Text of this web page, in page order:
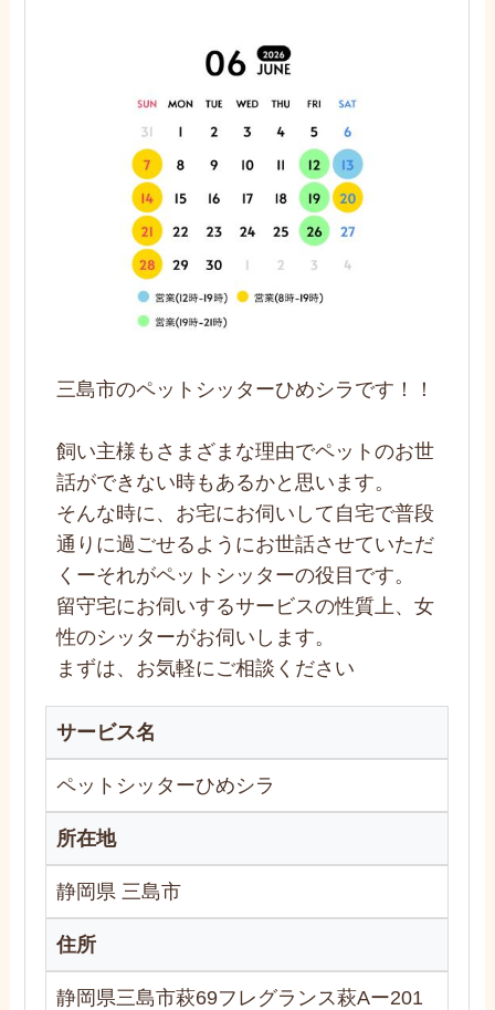
三島市のペットシッターひめシラです！！
飼い主様もさまざまな理由でペットのお世
話ができない時もあるかと思います。
そんな時に、お宅にお伺いして自宅で普段
通りに過ごせるようにお世話させていただ
くーそれがペットシッターの役目です。
留守宅にお伺いするサービスの性質上、女
性のシッターがお伺いします。
まずは、お気軽にご相談ください
サービス名
ペットシッターひめシラ
所在地
静岡県 三島市
住所
静岡県三島市萩69フレグランス萩Aー201